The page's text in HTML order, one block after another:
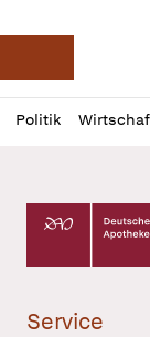
Politik
Profil
öffnen
Daz
Pur
Deutscher
Service